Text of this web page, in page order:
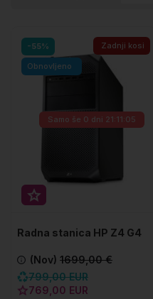
-55%
Obnovljeno
Zadnji kosi
Samo še 0 dni 21:11:05
Radna stanica HP Z4 G4
(Nov) 1699,00 €
799,00 EUR
769,00 EUR